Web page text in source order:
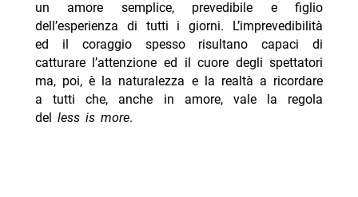
un amore semplice, prevedibile e figlio
dell’esperienza di tutti i giorni. L’imprevedibilità
ed il coraggio spesso risultano capaci di
catturare l’attenzione ed il cuore degli spettatori
ma, poi, è la naturalezza e la realtà a ricordare
a tutti che, anche in amore, vale la regola
del less is more.